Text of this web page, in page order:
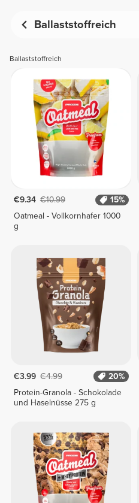
Ballaststoffreich
Ballaststoffreich
€9.34 €10.99
15%
Oatmeal - Vollkornhafer 1000
g
€3.99 €4.99
20%
Protein-Granola - Schokolade
und Haselnüsse 275 g